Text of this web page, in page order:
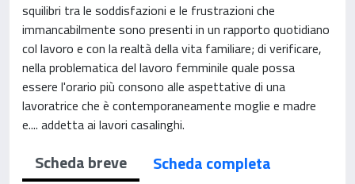
squilibri tra le soddisfazioni e le frustrazioni che
immancabilmente sono presenti in un rapporto quotidiano
col lavoro e con la realtà della vita familiare; di verificare,
nella problematica del lavoro femminile quale possa
essere l'orario più consono alle aspettative di una
lavoratrice che è contemporaneamente moglie e madre
e.... addetta ai lavori casalinghi.
Scheda breve
Scheda completa